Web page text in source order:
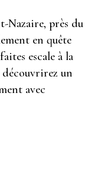
Nazaire, près du
en quête
escale à la
découvrirez un
avec